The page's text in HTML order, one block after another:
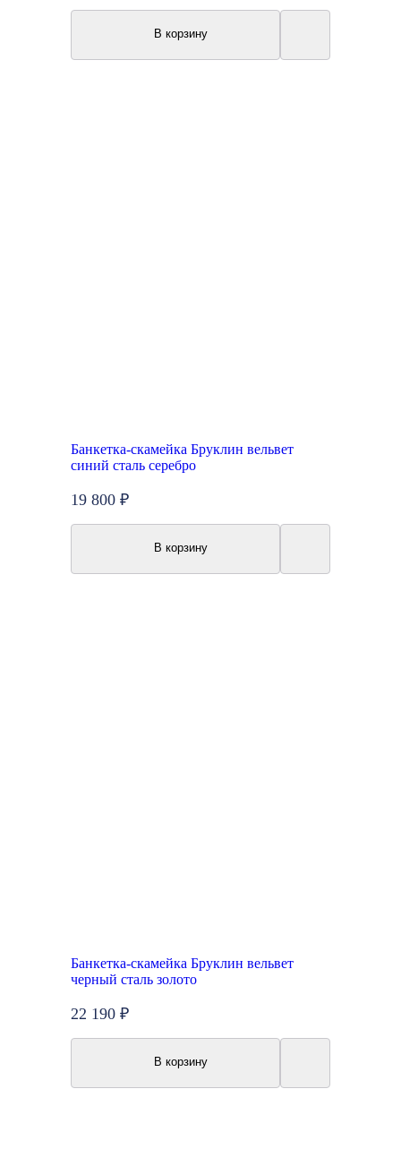
В корзину
Банкетка-скамейка Бруклин вельвет
синий сталь серебро
19 800 ₽
В корзину
Банкетка-скамейка Бруклин вельвет
черный сталь золото
22 190 ₽
В корзину